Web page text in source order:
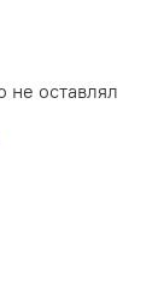
не оставлял